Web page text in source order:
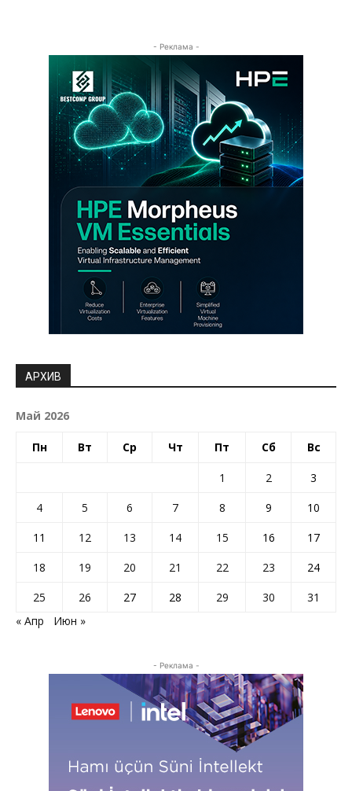
- Реклама -
АРХИВ
Май 2026
Пн Вт Ср Чт Пт Сб Вс
1 2
3
4
5 6 7 8 9
10
11
12 13 14 15 16
17
18
19 20 21 22 23
24
25
26 27 28 29 30
31
« Апр
Июн »
- Реклама -